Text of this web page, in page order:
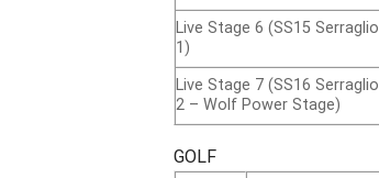
Live Stage 6 (SS15 Serraglio
1)
Live Stage 7 (SS16 Serraglio
2 – Wolf Power Stage)
GOLF